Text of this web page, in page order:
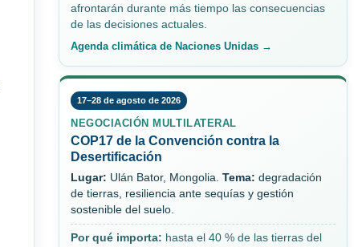
afrontarán durante más tiempo las consecuencias
de las decisiones actuales.
Agenda climática de Naciones Unidas →
17–28 de agosto de 2026
NEGOCIACIÓN MULTILATERAL
COP17 de la Convención contra la
Desertificación
Lugar: Ulán Bator, Mongolia. Tema: degradación
de tierras, resiliencia ante sequías y gestión
sostenible del suelo.
Por qué importa: hasta el 40 % de las tierras del